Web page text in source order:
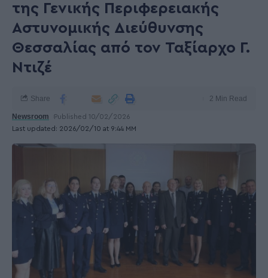
της Γενικής Περιφερειακής
Αστυνομικής Διεύθυνσης
Θεσσαλίας από τον Ταξίαρχο Γ.
Ντιζέ
Last updated: 2026/02/10 at 9:44 ΜΜ
Newsroom Published 10/02/2026
Share 2 Min Read